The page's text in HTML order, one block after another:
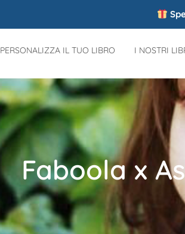
PERSONALIZZA IL TUO LIBRO I NOSTRI
Faboola x